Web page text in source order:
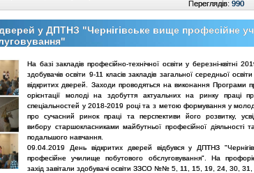
Переглядів: 990
у ДПТНЗ "Чернігівське вище професійне
На базі закладів професійно-технічної освіти у березні-квітні
здобувачів освіти 9-11 класів закладів загальної середньої
відкритих дверей. Заходи проводяться на виконання Програми
орієнтації молоді на здобуття актуальних на ринку праці
спеціальностей у 2018-2019 році та з метою формування у
про сучасний ринок праці та перспективи його розвитку,
вибору старшокласниками майбутньої професійної діяльності
подальшого навчання.
09.04.2019 День відкритих дверей відбувся у ДПТНЗ
професійне училище побутового обслуговування". На
захід завітали здобувачі освіти ЗЗСО №№ 5, 11, 15, 19, 24, 30,